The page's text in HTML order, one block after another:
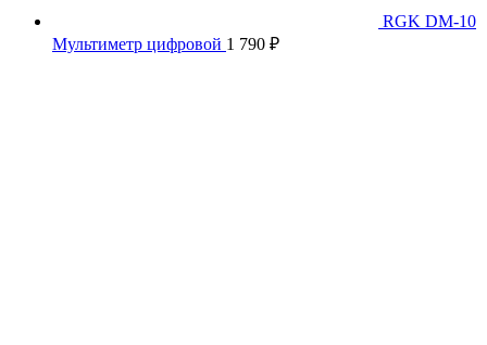
RGK DM-10
Мультиметр цифровой 1 790 ₽